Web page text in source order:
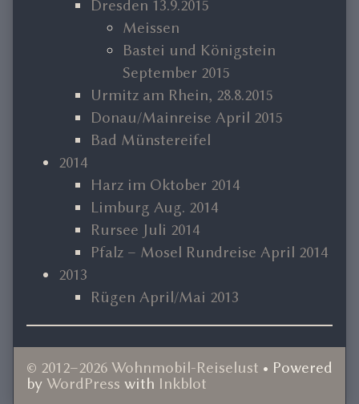
Dresden 13.9.2015
Meissen
Bastei und Königstein
September 2015
Urmitz am Rhein, 28.8.2015
Donau/Mainreise April 2015
Bad Münstereifel
2014
Harz im Oktober 2014
Limburg Aug. 2014
Rursee Juli 2014
Pfalz – Mosel Rundreise April 2014
2013
Rügen April/Mai 2013
© 2012–2026 Wohnmobil-Reiselust • Powered
by WordPress with Inkblot